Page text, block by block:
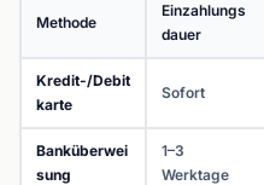
Methode
Einzahlungs
dauer
Kredit-/Debit
karte
Sofort
Banküberwei
sung
1–3
Werktage